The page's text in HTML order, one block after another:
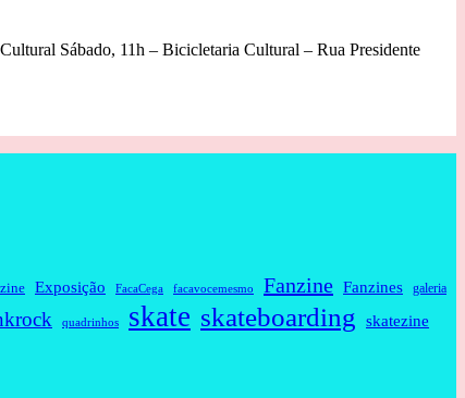
Sábado, 11h – Bicicletaria Cultural – Rua Presidente
Exposição FacaCega facavocemesmo Fanzine Fanzines galeria
quadrinhos skate skateboarding skatezine